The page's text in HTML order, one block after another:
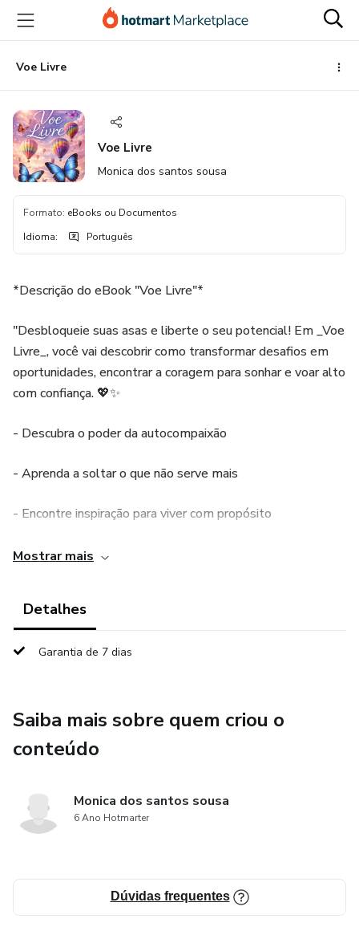
para
conteúdo
principal
para
pagamento
para
rodapé
Voe Livre
Voe Livre
Monica dos santos sousa
Formato: eBooks ou Documentos
Idioma: Português
*Descrição do eBook "Voe Livre"*
"Desbloqueie suas asas e liberte o seu potencial! Em _Voe
Livre_, você vai descobrir como transformar desafios em
oportunidades, encontrar a coragem para sonhar e voar alto
com confiança. 💖✨
- Descubra o poder da autocompaixão
- Aprenda a soltar o que não serve mais
- Encontre inspiração para viver com propósito
Pronto para voar? 🌟"
Mostrar mais
Detalhes
Garantia de 7 dias
Saiba mais sobre quem criou o
conteúdo
Monica dos santos sousa
6 Ano Hotmarter
Dúvidas frequentes